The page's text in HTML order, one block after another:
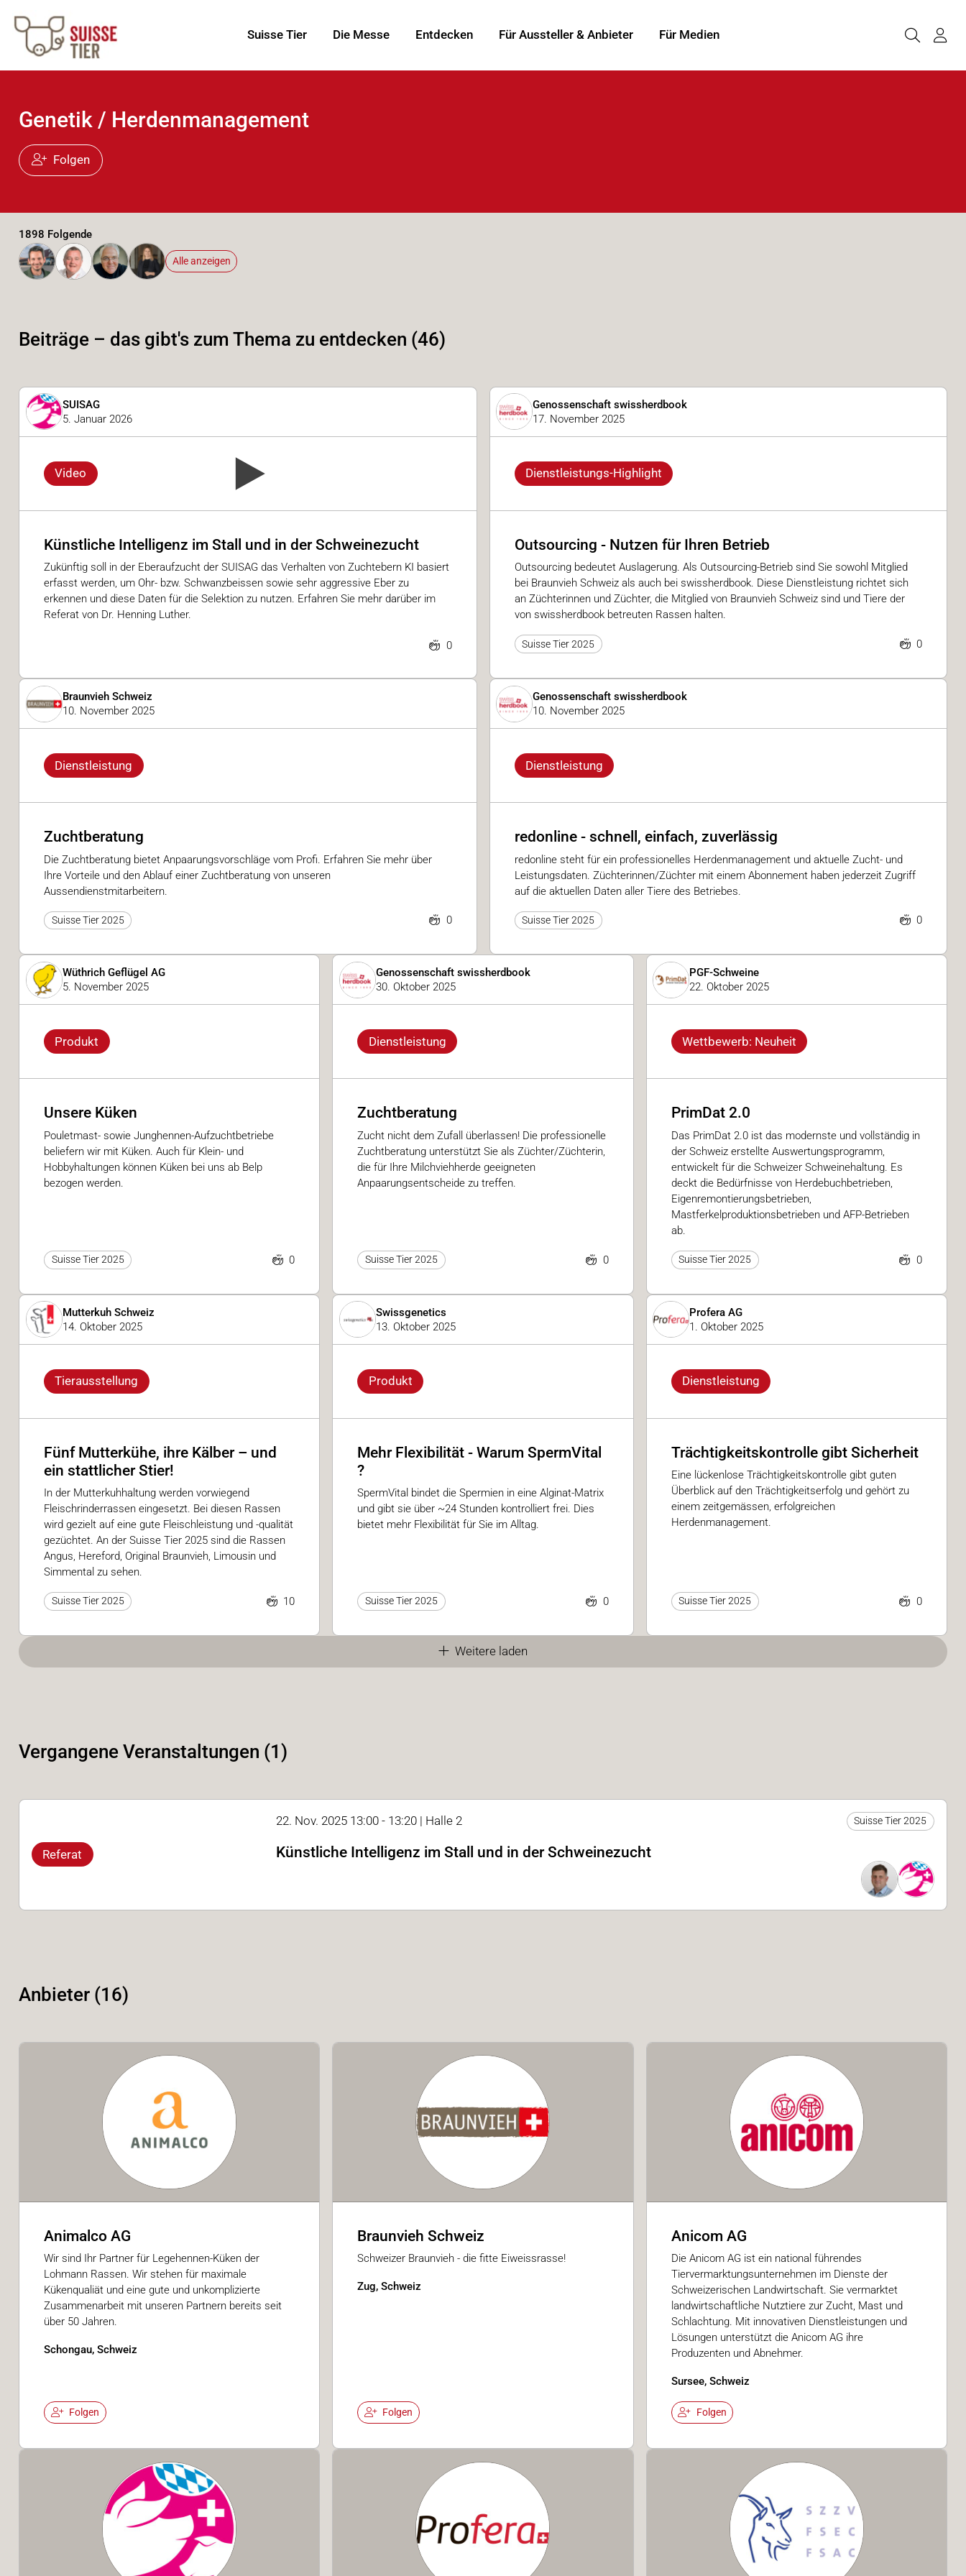
Suisse Tier Die Messe Entdecken Für Aussteller & Anbieter Für Medien
Genetik / Herdenmanagement
Folgen
1898 Folgende
Alle anzeigen
Beiträge – das gibt's zum Thema zu entdecken (46)
SUISAG
5. Januar 2026
Video
Künstliche Intelligenz im Stall und in der Schweinezucht
Zukünftig soll in der Eberaufzucht der SUISAG das Verhalten von Zuchtebern KI basiert
erfasst werden, um Ohr- bzw. Schwanzbeissen sowie sehr aggressive Eber zu
erkennen und diese Daten für die Selektion zu nutzen. Erfahren Sie mehr darüber im
Referat von Dr. Henning Luther.
0
Genossenschaft swissherdbook
17. November 2025
Dienstleistungs-Highlight
Outsourcing - Nutzen für Ihren Betrieb
Outsourcing bedeutet Auslagerung. Als Outsourcing-Betrieb sind Sie sowohl Mitglied
bei Braunvieh Schweiz als auch bei swissherdbook. Diese Dienstleistung richtet sich
an Züchterinnen und Züchter, die Mitglied von Braunvieh Schweiz sind und Tiere der
von swissherdbook betreuten Rassen halten.
Suisse Tier 2025 0
Braunvieh Schweiz
10. November 2025
Dienstleistung
Zuchtberatung
Die Zuchtberatung bietet Anpaarungsvorschläge vom Profi. Erfahren Sie mehr über
Ihre Vorteile und den Ablauf einer Zuchtberatung von unseren
Aussendienstmitarbeitern.
Suisse Tier 2025 0
Genossenschaft swissherdbook
10. November 2025
Dienstleistung
redonline - schnell, einfach, zuverlässig
redonline steht für ein professionelles Herdenmanagement und aktuelle Zucht- und
Leistungsdaten. Züchterinnen/Züchter mit einem Abonnement haben jederzeit Zugriff
auf die aktuellen Daten aller Tiere des Betriebes.
Suisse Tier 2025 0
Wüthrich Geflügel AG
5. November 2025
Produkt
Unsere Küken
Pouletmast- sowie Junghennen-Aufzuchtbetriebe
beliefern wir mit Küken. Auch für Klein- und
Hobbyhaltungen können Küken bei uns ab Belp
bezogen werden.
Suisse Tier 2025 0
Genossenschaft swissherdbook
30. Oktober 2025
Dienstleistung
Zuchtberatung
Zucht nicht dem Zufall überlassen! Die professionelle
Zuchtberatung unterstützt Sie als Züchter/Züchterin,
die für Ihre Milchviehherde geeigneten
Anpaarungsentscheide zu treffen.
Suisse Tier 2025 0
PGF-Schweine
22. Oktober 2025
Wettbewerb: Neuheit
PrimDat 2.0
Das PrimDat 2.0 ist das modernste und vollständig in
der Schweiz erstellte Auswertungsprogramm,
entwickelt für die Schweizer Schweinehaltung. Es
deckt die Bedürfnisse von Herdebuchbetrieben,
Eigenremontierungsbetrieben,
Mastferkelproduktionsbetrieben und AFP-Betrieben
ab.
Suisse Tier 2025 0
Mutterkuh Schweiz
14. Oktober 2025
Tierausstellung
Fünf Mutterkühe, ihre Kälber – und
ein stattlicher Stier!
In der Mutterkuhhaltung werden vorwiegend
Fleischrinderrassen eingesetzt. Bei diesen Rassen
wird gezielt auf eine gute Fleischleistung und -qualität
gezüchtet. An der Suisse Tier 2025 sind die Rassen
Angus, Hereford, Original Braunvieh, Limousin und
Simmental zu sehen.
Suisse Tier 2025 10
Swissgenetics
13. Oktober 2025
Produkt
Mehr Flexibilität - Warum SpermVital
?
SpermVital bindet die Spermien in eine Alginat-Matrix
und gibt sie über ~24 Stunden kontrolliert frei. Dies
bietet mehr Flexibilität für Sie im Alltag.
Suisse Tier 2025 0
Profera AG
1. Oktober 2025
Dienstleistung
Trächtigkeitskontrolle gibt Sicherheit
Eine lückenlose Trächtigkeitskontrolle gibt guten
Überblick auf den Trächtigkeitserfolg und gehört zu
einem zeitgemässen, erfolgreichen
Herdenmanagement.
Suisse Tier 2025 0
Weitere laden
Vergangene Veranstaltungen (1)
Referat
22. Nov. 2025 13:00 - 13:20 | Halle 2 Suisse Tier 2025
Künstliche Intelligenz im Stall und in der Schweinezucht
Anbieter (16)
Animalco AG
Wir sind Ihr Partner für Legehennen-Küken der
Lohmann Rassen. Wir stehen für maximale
Kükenqualiät und eine gute und unkomplizierte
Zusammenarbeit mit unseren Partnern bereits seit
über 50 Jahren.
Schongau, Schweiz
Folgen
Braunvieh Schweiz
Schweizer Braunvieh - die fitte Eiweissrasse!
Zug, Schweiz
Folgen
Anicom AG
Die Anicom AG ist ein national führendes
Tiervermarktungsunternehmen im Dienste der
Schweizerischen Landwirtschaft. Sie vermarktet
landwirtschaftliche Nutztiere zur Zucht, Mast und
Schlachtung. Mit innovativen Dienstleistungen und
Lösungen unterstützt die Anicom AG ihre
Produzenten und Abnehmer.
Sursee, Schweiz
Folgen